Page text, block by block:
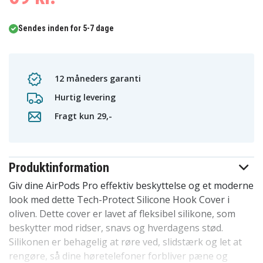
Sendes inden for 5-7 dage
12 måneders garanti
Hurtig levering
Fragt kun 29,-
Produktinformation
Giv dine AirPods Pro effektiv beskyttelse og et moderne
look med dette Tech-Protect Silicone Hook Cover i
oliven. Dette cover er lavet af fleksibel silikone, som
beskytter mod ridser, snavs og hverdagens stød.
Silikonen er behagelig at røre ved, slidstærk og let at
rengøre, så dine høretelefoner forbliver pæne og